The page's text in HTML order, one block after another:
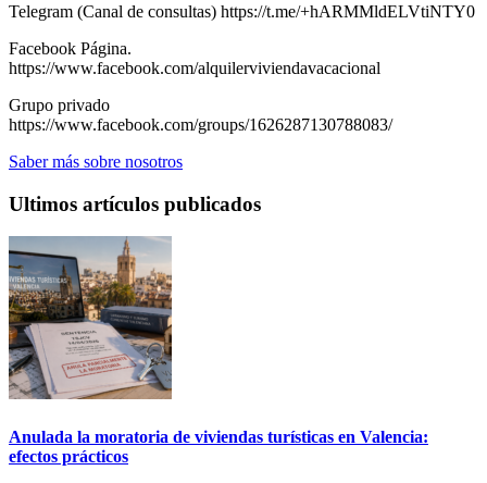
Telegram (Canal de consultas) https://t.me/+hARMMldELVtiNTY0
Facebook Página.
https://www.facebook.com/alquilerviviendavacacional
Grupo privado
https://www.facebook.com/groups/1626287130788083/
Saber más sobre nosotros
Ultimos artículos publicados
Anulada la moratoria de viviendas turísticas en Valencia:
efectos prácticos